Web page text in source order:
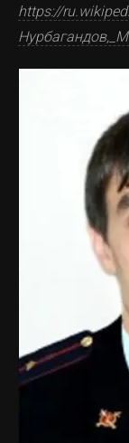
https://